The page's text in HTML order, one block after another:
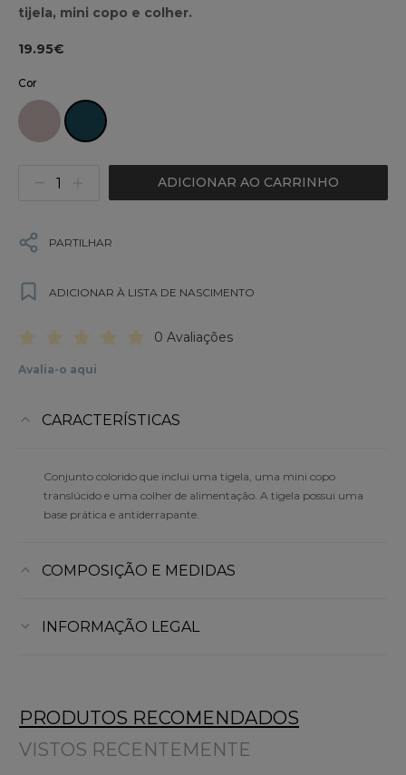
tijela, mini copo e colher.
19.95€
Cor
ADICIONAR AO CARRINHO
PARTILHAR
ADICIONAR À LISTA DE NASCIMENTO
0 Avaliações
Avalia-o aqui
CARACTERÍSTICAS
Conjunto colorido que inclui uma tigela, uma mini copo
translúcido e uma colher de alimentação. A tigela possui uma
base prática e antiderrapante.
COMPOSIÇÃO E MEDIDAS
INFORMAÇÃO LEGAL
PRODUTOS RECOMENDADOS
VISTOS RECENTEMENTE